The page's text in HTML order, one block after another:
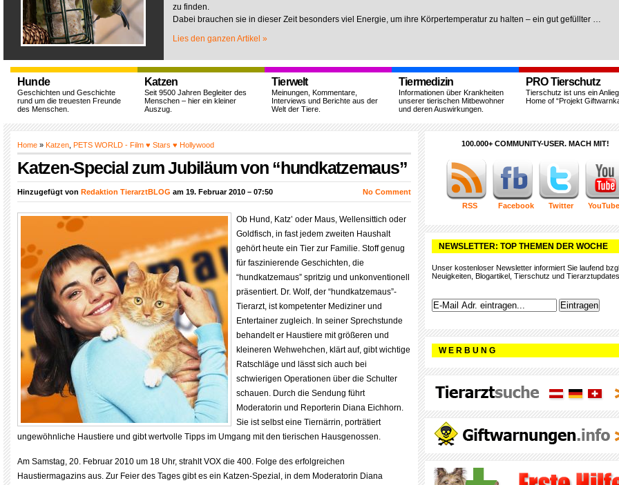
zu finden.
Dabei brauchen sie in dieser Zeit besonders viel Energie, um ihre Körpertemperatur zu halten – ein gut gefüllter …
Lies den ganzen Artikel »
Hunde
Geschichten und Geschichte
rund um die treuesten Freunde
des Menschen.
Katzen
Seit 9500 Jahren Begleiter des
Menschen – hier ein kleiner
Auszug.
Tierwelt
Meinungen, Kommentare,
Interviews und Berichte aus der
Welt der Tiere.
Tiermedizin
Informationen über Krankheiten
unserer tierischen Mitbewohner
und deren Auswirkungen.
PRO Tierschutz
Tierschutz ist uns ein
Home of “Projekt
Home » Katzen PETS WORLD - Film ♥ Stars ♥ Hollywood
Katzen-Special zum Jubiläum von “hundkatzemaus”
Hinzugefügt von Redaktion TierarztBLOG am 19. Februar 2010 – 07:50 No Comment
Ob Hund, Katz’ oder Maus, Wellensittich oder
Goldfisch, in fast jedem zweiten Haushalt
gehört heute ein Tier zur Familie. Stoff genug
für faszinierende Geschichten, die
“hundkatzemaus” spritzig und unkonventionell
präsentiert. Dr. Wolf, der “hundkatzemaus”-
Tierarzt, ist kompetenter Mediziner und
Entertainer zugleich. In seiner Sprechstunde
behandelt er Haustiere mit größeren und
kleineren Wehwehchen, klärt auf, gibt wichtige
Ratschläge und lässt sich auch bei
schwierigen Operationen über die Schulter
schauen. Durch die Sendung führt
Moderatorin und Reporterin Diana Eichhorn.
Sie ist selbst eine Tiernärrin, porträtiert
ungewöhnliche Haustiere und gibt wertvolle Tipps im Umgang mit den tierischen Hausgenossen.
Am Samstag, 20. Februar 2010 um 18 Uhr, strahlt VOX die 400. Folge des erfolgreichen
Haustiermagazins aus. Zur Feier des Tages gibt es ein Katzen-Spezial, in dem Moderatorin Diana
100.000+ COMMUNITY-USER. MACH MIT!
RSS Facebook Twitter YouTube
NEWSLETTER: TOP THEMEN DER WOCHE
Unser kostenloser Newsletter informiert Sie laufend
Neuigkeiten, Blogartikel, Tierschutz und
W E R B U N G